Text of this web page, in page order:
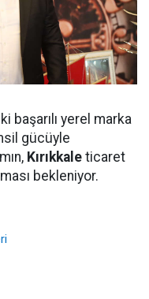
başarılı yerel marka
gücüyle
Kırıkkale ticaret
bekleniyor.